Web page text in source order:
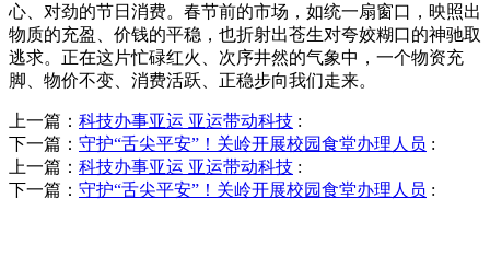
心、对劲的节日消费。春节前的市场，如统一扇窗口，映照出
物质的充盈、价钱的平稳，也折射出苍生对夸姣糊口的神驰取
逃求。正在这片忙碌红火、次序井然的气象中，一个物资充
脚、物价不变、消费活跃、正稳步向我们走来。
上一篇： 科技办事亚运 亚运带动科技 :
下一篇： 守护“舌尖平安”！关岭开展校园食堂办理人员 :
上一篇： 科技办事亚运 亚运带动科技 :
下一篇： 守护“舌尖平安”！关岭开展校园食堂办理人员 :